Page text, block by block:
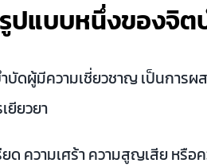
ปแบบหนึ่งของจิ
บัดผู้มีความเชี่ยวชาญ เป็นการ
ยียวยา
ความเศร้า ความสูญเสีย หรือ